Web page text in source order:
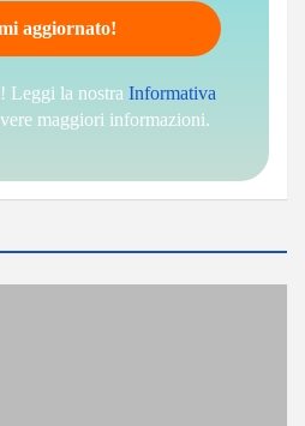
Leggi la nostra Informativa
maggiori informazioni.